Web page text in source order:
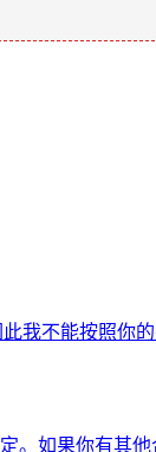
我不能按照你
。如果你有其